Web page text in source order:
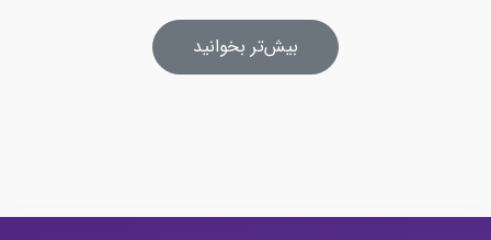
بیش‌تر بخوانید